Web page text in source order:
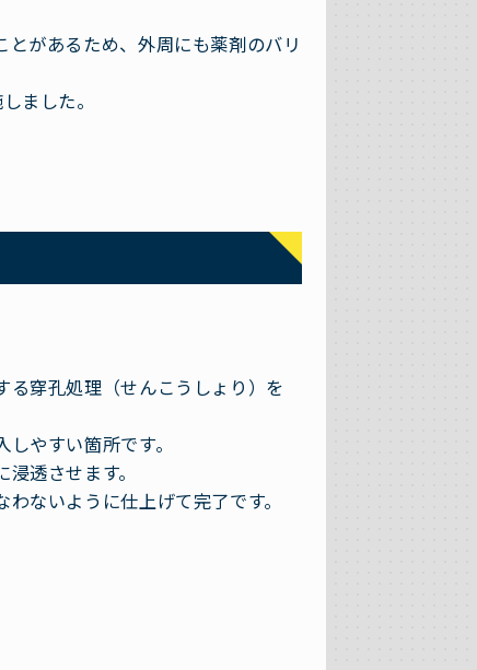
があるため、外周にも薬剤のバリ
ました。
穿孔処理（せんこうしょり）を
やすい箇所です。
透させます。
ないように仕上げて完了です。